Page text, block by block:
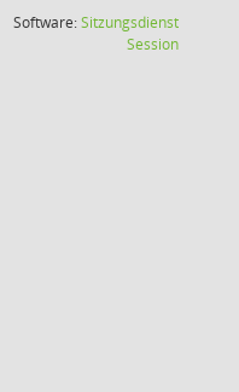
Software:Sitzungsdienst
Session(Wird in